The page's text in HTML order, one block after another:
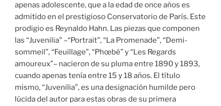
apenas adolescente, que a la edad de once años es
admitido en el prestigioso Conservatorio de París. Este
prodigio es Reynaldo Hahn. Las piezas que componen
las “Juvenilia” –“Portrait”, “La Promenade”, “Demi-
sommeil”, “Feuillage”, “Phœbé” y “Les Regards
amoureux”– nacieron de su pluma entre 1890 y 1893,
cuando apenas tenía entre 15 y 18 años. El título
mismo, “Juvenilia”, es una designación humilde pero
lúcida del autor para estas obras de su primera